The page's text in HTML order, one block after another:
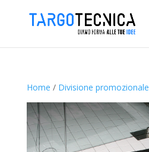
Home / Divisione promozionale